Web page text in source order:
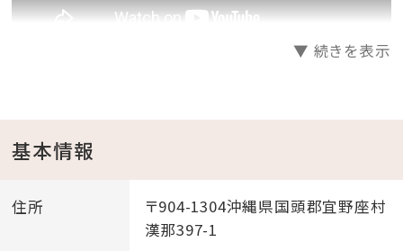
したロウリュサウナで、100℃のスチームをお楽しみ頂け
沖縄の母なる海を眼下に見渡せる『オーシャンビュープ
ール』に設置し、素晴らしい景色と波の音を聞きながら
▼ 続きを表示
基本情報
住所
〒904-1304沖縄県国頭郡宜野座村
漢那397-1